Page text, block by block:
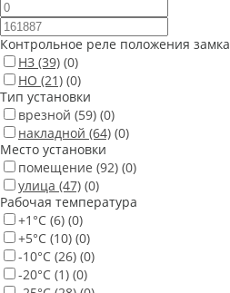
Контрольное реле положения замка
НЗ (39) (0)
НО (21) (0)
Тип установки
врезной (59) (0)
накладной (64) (0)
Место установки
помещение (92) (0)
улица (47) (0)
Рабочая температура
+1°С (6) (0)
+5°С (10) (0)
-10°С (26) (0)
-20°С (1) (0)